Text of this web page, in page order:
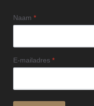
Naam*
E-mailadres*